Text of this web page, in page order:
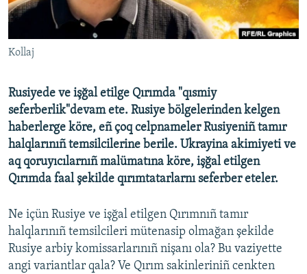
QOŞULIÑIZ!
RFE/RS bütün saytları
Kollaj
Rusiyede ve işğal etilge Qırımda "qısmiy
seferberlik"devam ete. Rusiye bölgelerinden kelgen
haberlerge köre, eñ çoq celpnameler Rusiyeniñ tamır
halqlarınıñ temsilcilerine berile. Ukrayina akimiyeti ve
aq qoruyıcılarnıñ malümatına köre, işğal etilgen
Qırımda faal şekilde qırımtatarlarnı seferber eteler.
Ne içün Rusiye ve işğal etilgen Qırımnıñ tamır
halqlarınıñ temsilcileri mütenasip olmağan şekilde
Rusiye arbiy komissarlarınıñ nişanı ola? Bu vaziyette
angi variantlar qala? Ve Qırım sakinleriniñ cenkten